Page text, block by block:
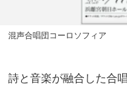
混声合唱団コーロソフィア
詩と音楽が融合した合